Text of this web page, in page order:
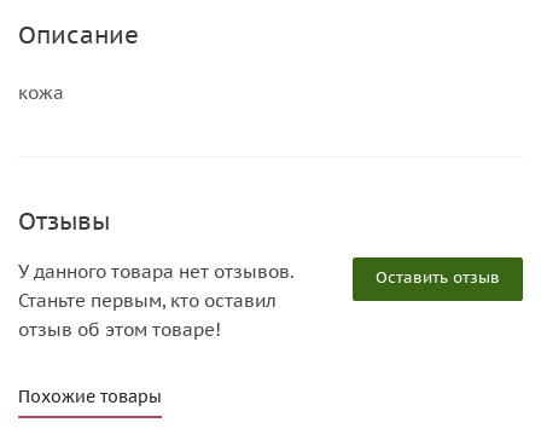
Описание
кожа
Отзывы
Оставить отзыв
У данного товара нет отзывов.
Станьте первым, кто оставил
отзыв об этом товаре!
Похожие товары